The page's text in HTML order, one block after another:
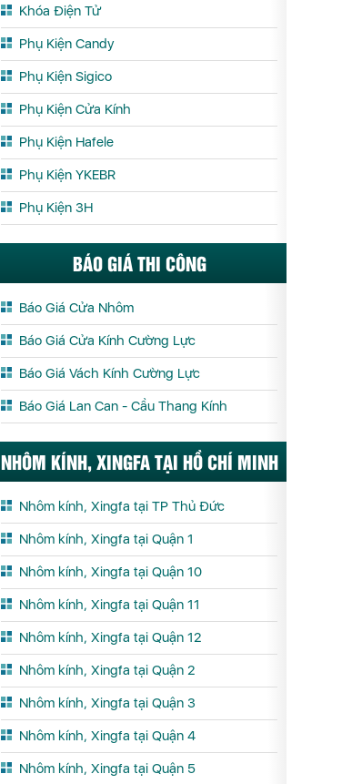
Khóa Điện Tử
Phụ Kiện Candy
Phụ Kiện Sigico
Phụ Kiện Cửa Kính
Phụ Kiện Hafele
Phụ Kiện YKEBR
Phụ Kiện 3H
BÁO GIÁ THI CÔNG
Báo Giá Cửa Nhôm
Báo Giá Cửa Kính Cường Lực
Báo Giá Vách Kính Cường Lực
Báo Giá Lan Can - Cầu Thang Kính
NHÔM KÍNH, XINGFA TẠI HỒ CHÍ MINH
Nhôm kính, Xingfa tại TP Thủ Đức
Nhôm kính, Xingfa tại Quận 1
Nhôm kính, Xingfa tại Quận 10
Nhôm kính, Xingfa tại Quận 11
Nhôm kính, Xingfa tại Quận 12
Nhôm kính, Xingfa tại Quận 2
Nhôm kính, Xingfa tại Quận 3
Nhôm kính, Xingfa tại Quận 4
Nhôm kính, Xingfa tại Quận 5